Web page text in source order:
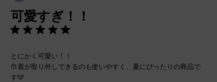
可愛すぎ！！
とにかく可愛い！！
巾着が取り外しできるのも使いやすく、夏にぴったりの商品で
す🩵